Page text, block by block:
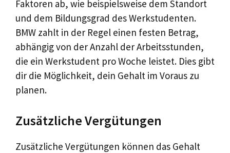
Faktoren ab, wie beispielsweise dem Standort
und dem Bildungsgrad des Werkstudenten.
BMW zahlt in der Regel einen festen Betrag,
abhängig von der Anzahl der Arbeitsstunden,
die ein Werkstudent pro Woche leistet. Dies gibt
dir die Möglichkeit, dein Gehalt im Voraus zu
planen.
Zusätzliche Vergütungen
Zusätzliche Vergütungen können das Gehalt